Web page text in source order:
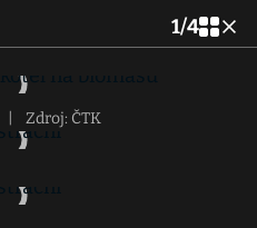
1/4
Zdroj: ČTK